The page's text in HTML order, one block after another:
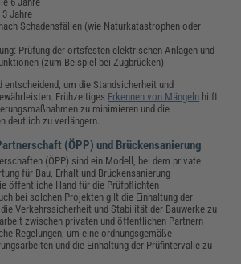
3 Jahre
Schadensfällen (wie Naturkatastrophen oder
Prüfung der ortsfesten elektrischen Anlagen und
(zum Beispiel bei Zugbrücken)
entscheidend, um die Standsicherheit und
Frühzeitiges Erkennen von Mängeln hilft
zu minimieren und die
deutlich zu verlängern.
(ÖPP) und Brückensanierung
(ÖPP) sind ein Modell, bei dem private
für Bau, Erhalt und Brückensanierung
öffentliche Hand für die Prüfpflichten
bei solchen Projekten gilt die Einhaltung der
Verkehrssicherheit und Stabilität der Bauwerke zu
zwischen privaten und öffentlichen Partnern
Regelungen, um eine ordnungsgemäße
und die Einhaltung der Prüfintervalle zu